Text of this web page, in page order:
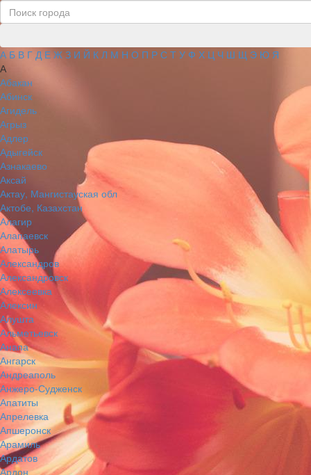
А Б В Г Д Е Ж З И Й К Л М Н О П Р С Т У Ф Х Ц Ч Ш Щ Э Ю Я
А
Абакан
Абинск
Агидель
Агрыз
Адлер
Адыгейск
Азнакаево
Аксай
Актау, Мангистауская обл
Актобе, Казахстан
Алагир
Алапаевск
Алатырь
Александров
Александровск
Алексеевка
Алексин
Алушта
Альметьевск
Анапа
Ангарск
Андреаполь
Анжеро-Судженск
Апатиты
Апрелевка
Апшеронск
Арамиль
Ардатов
Ардон